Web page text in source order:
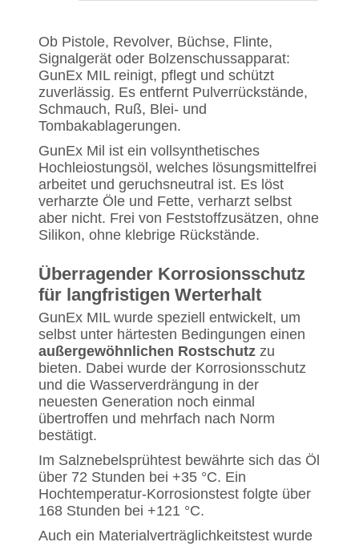
Ob Pistole, Revolver, Büchse, Flinte,
Signalgerät oder Bolzenschussapparat:
GunEx MIL reinigt, pflegt und schützt
zuverlässig. Es entfernt Pulverrückstände,
Schmauch, Ruß, Blei- und
Tombakablagerungen.
GunEx Mil ist ein vollsynthetisches
Hochleiostungsöl, welches lösungsmittelfrei
arbeitet und geruchsneutral ist. Es löst
verharzte Öle und Fette, verharzt selbst
aber nicht. Frei von Feststoffzusätzen, ohne
Silikon, ohne klebrige Rückstände.
Überragender Korrosionsschutz
für langfristigen Werterhalt
GunEx MIL wurde speziell entwickelt, um
selbst unter härtesten Bedingungen einen
außergewöhnlichen Rostschutz zu
bieten. Dabei wurde der Korrosionsschutz
und die Wasserverdrängung in der
neuesten Generation noch einmal
übertroffen und mehrfach nach Norm
bestätigt.
Im Salznebelsprühtest bewährte sich das Öl
über 72 Stunden bei +35 °C. Ein
Hochtemperatur-Korrosionstest folgte über
168 Stunden bei +121 °C.
Auch ein Materialverträglichkeitstest wurde